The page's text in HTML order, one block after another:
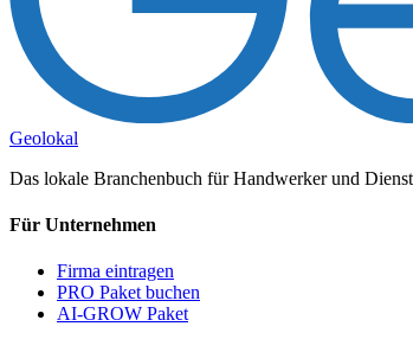
Geolokal
Das lokale Branchenbuch für Handwerker und
Für Unternehmen
Firma eintragen
PRO Paket buchen
AI-GROW Paket